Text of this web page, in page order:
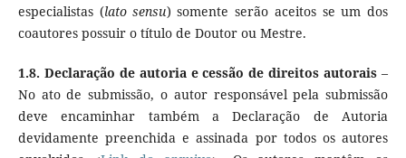
especialistas (lato sensu) somente serão aceitos se um dos
coautores possuir o título de Doutor ou Mestre.
1.8. Declaração de autoria e cessão de direitos autorais –
No ato de submissão, o autor responsável pela submissão
deve encaminhar também a Declaração de Autoria
devidamente preenchida e assinada por todos os autores